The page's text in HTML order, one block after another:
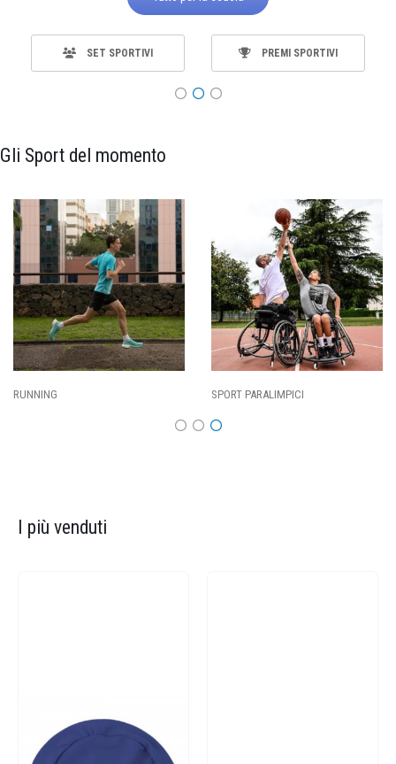
SET SPORTIVI PREMI SPORTIVI
Gli Sport del momento
CALCIO
I più venduti